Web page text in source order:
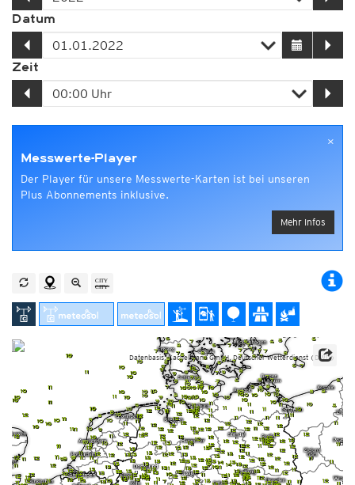
Datum
Zeit
×
Messwerte-Player
Der Player für unsere Messwerte-Karten ist bei unseren
Plus Abonnements inklusive.
Mehr Infos
Datenbasis: Kachelmann GmbH, Deutscher Wetterdienst (DWD)